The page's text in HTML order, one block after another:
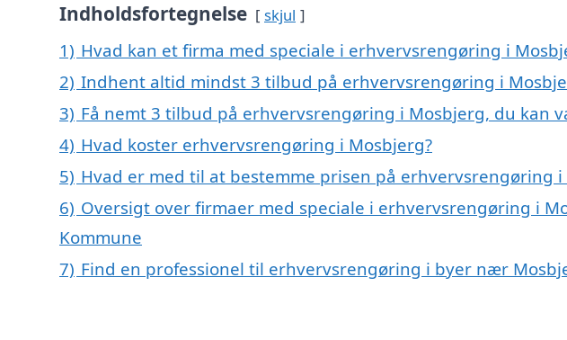
Indholdsfortegnelse skjul
1) Hvad kan et firma med speciale i erhvervsrengøring i
2) Indhent altid mindst 3 tilbud på erhvervsrengøring i
3) Få nemt 3 tilbud på erhvervsrengøring i Mosbjerg, du kan
4) Hvad koster erhvervsrengøring i Mosbjerg?
5) Hvad er med til at bestemme prisen på erhvervsrengøring i
6) Oversigt over firmaer med speciale i erhvervsrengøring i
Kommune
7) Find en professionel til erhvervsrengøring i byer nær